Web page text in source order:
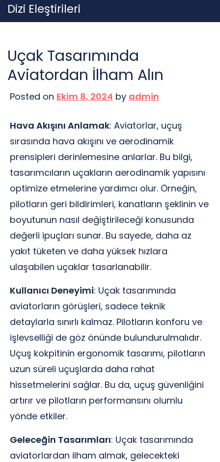
Skip
to
Dizi Eleştirileri
Uçak Tasarımında
Aviatordan İlham Alın
Posted on Ekim 8, 2024 by admin
Hava Akışını Anlamak: Aviatorlar, uçuş
sırasında hava akışını ve aerodinamik
prensipleri derinlemesine anlarlar. Bu bilgi,
tasarımcıların uçakların aerodinamik yapısını
optimize etmelerine yardımcı olur. Örneğin,
pilotların geri bildirimleri, kanatların şeklinin ve
boyutunun nasıl değiştirileceği konusunda
değerli ipuçları sunar. Bu sayede, daha az
yakıt tüketen ve daha yüksek hızlara
ulaşabilen uçaklar tasarlanabilir.
Kullanıcı Deneyimi: Uçak tasarımında
aviatorların görüşleri, sadece teknik
detaylarla sınırlı kalmaz. Pilotların konforu ve
işlevselliği de göz önünde bulundurulmalıdır.
Uçuş kokpitinin ergonomik tasarımı, pilotların
uzun süreli uçuşlarda daha rahat
hissetmelerini sağlar. Bu da, uçuş güvenliğini
artırır ve pilotların performansını olumlu
yönde etkiler.
Geleceğin Tasarımları: Uçak tasarımında
aviatorlardan ilham almak, gelecekteki